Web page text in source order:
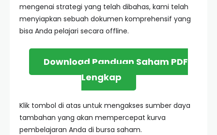
mengenai strategi yang telah dibahas, kami telah
menyiapkan sebuah dokumen komprehensif yang
bisa Anda pelajari secara offline.
Download Panduan Saham PDF
Lengkap
Klik tombol di atas untuk mengakses sumber daya
tambahan yang akan mempercepat kurva
pembelajaran Anda di bursa saham.